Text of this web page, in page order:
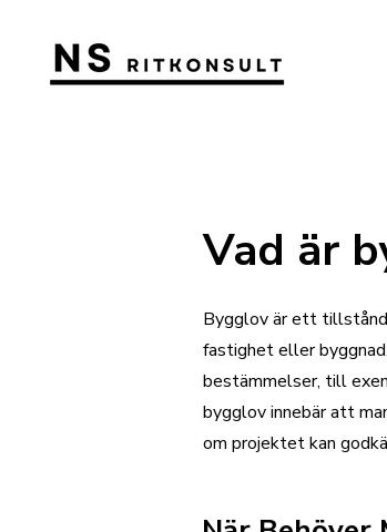
Vad är
Bygglov är ett tillstånd
fastighet eller
bestämmelser, till
bygglov innebär att
om projektet kan